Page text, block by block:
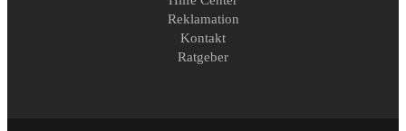
Reklamation
Kontakt
Ratgeber